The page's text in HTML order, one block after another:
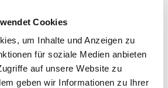
Cookies
um Inhalte und Anzeigen zu
für soziale Medien anbieten
auf unsere Website zu
geben wir Informationen zu Ihrer
52 Punkten für sich zu
kleine Final um Platz 3 und 4
klar gegen Kurt Joss mit 54
Dubach)